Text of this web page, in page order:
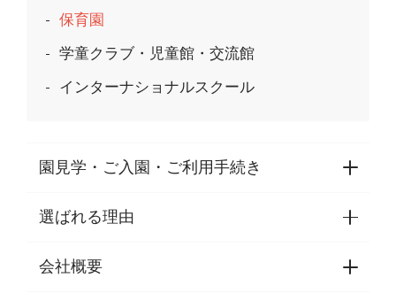
保育園
学童クラブ・児童館・交流館
インターナショナルスクール
園見学・ご入園・ご利用手続き
園見学・ご入園・ご利用手続き
東京都認証保育所空き状況
選ばれる理由
選ばれる理由一覧
会社概要